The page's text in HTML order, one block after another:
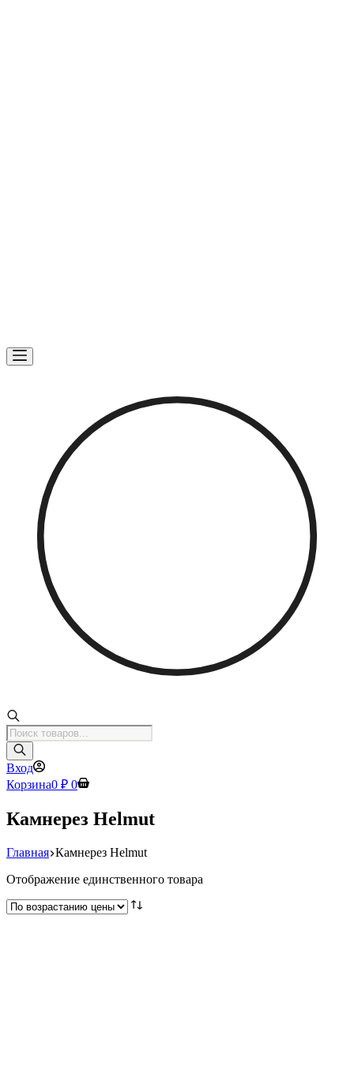
Поиск
товаров
Вход
Корзина0 ₽ 0
Камнерез Helmut
Главная Камнерез Helmut
Отображение единственного товара